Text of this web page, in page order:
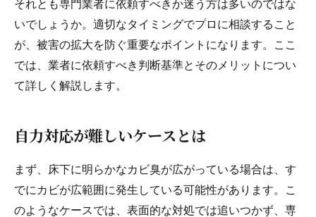
それとも専門業者に依頼すべきか迷う方は多いのではな
いでしょうか。適切なタイミングでプロに相談すること
が、被害の拡大を防ぐ重要なポイントになります。ここ
では、業者に依頼すべき判断基準とそのメリットについ
て詳しく解説します。
自力対応が難しいケースとは
まず、床下に明らかなカビ臭が広がっている場合は、す
でにカビが広範囲に発生している可能性があります。こ
のようなケースでは、表面的な対処では追いつかず、専